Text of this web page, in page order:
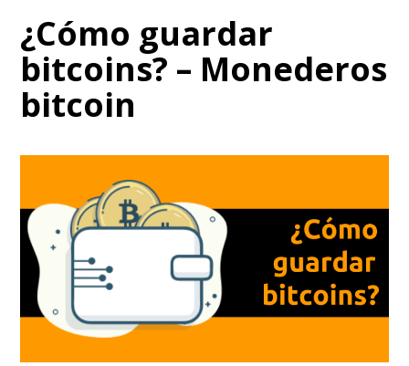
¿Cómo guardar
bitcoins? – Monederos
bitcoin